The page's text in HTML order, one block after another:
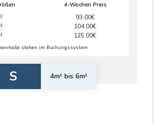
4-Wochen Preis
93.00€
104.00€
125.00€
stehen im Buchungssystem
S 4m² bis 6m²